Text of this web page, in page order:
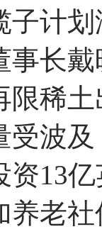
子计
事长
限稀
受波
13
养老